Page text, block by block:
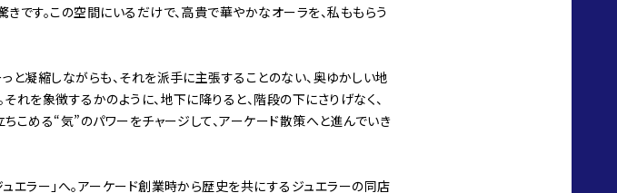
です。この空間にいるだけで、高貴で華やかなオーラを、私ももらう
と凝縮しながらも、それを派手に主張することのない、奥ゆかしい地
れを象徴するかのように、地下に降りると、階段の下にさりげなく、
こめる“気”のパワーをチャージして、アーケード散策へと進んでいき
エラー」へ。アーケード創業時から歴史を共にするジュエラーの同店